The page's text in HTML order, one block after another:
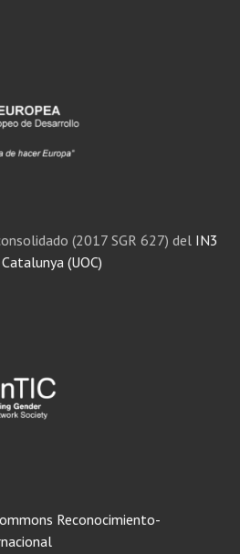
(2017 SGR 627) del IN3
(UOC)
Reconocimiento-